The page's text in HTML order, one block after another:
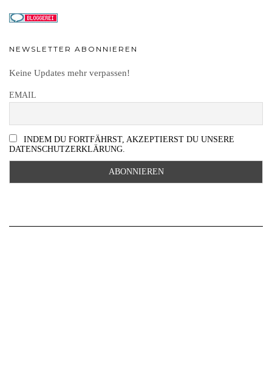
NEWSLETTER ABONNIEREN
Keine Updates mehr verpassen!
EMAIL
INDEM DU FORTFÄHRST, AKZEPTIERST DU UNSERE
DATENSCHUTZERKLÄRUNG.